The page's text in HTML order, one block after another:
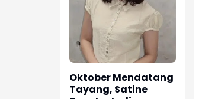
Oktober Mendatang
Tayang, Satine